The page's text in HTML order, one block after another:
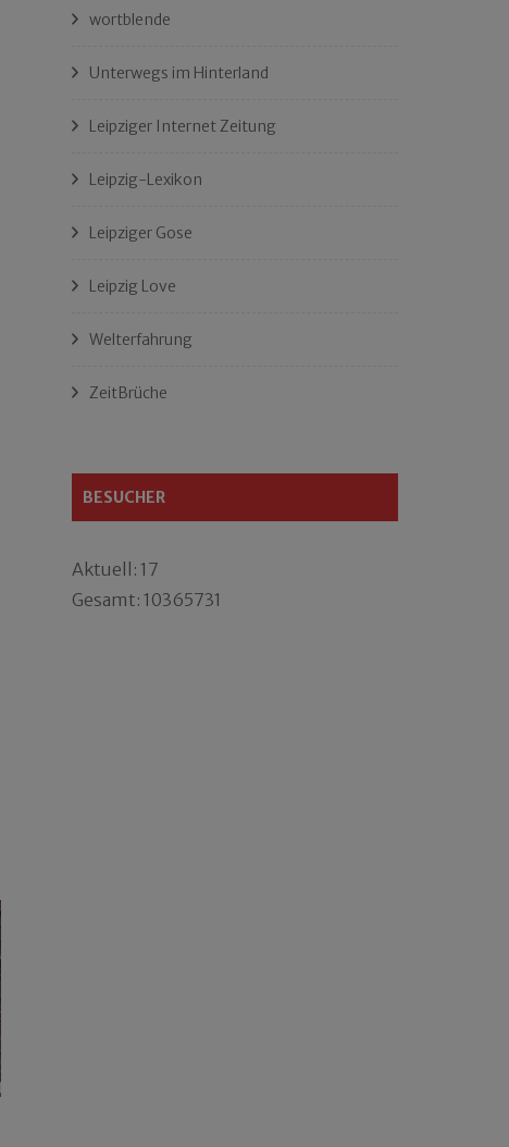
wortblende
Unterwegs im Hinterland
Leipziger Internet Zeitung
Leipzig-Lexikon
Leipziger Gose
Leipzig Love
Welterfahrung
ZeitBrüche
BESUCHER
Aktuell: 17
Gesamt: 10365731